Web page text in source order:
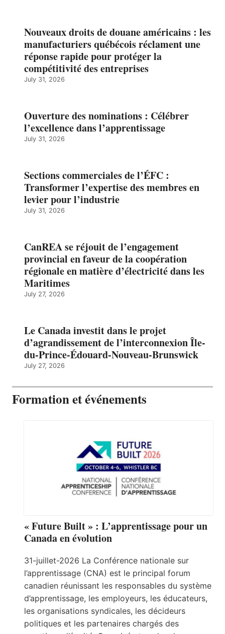
Nouveaux droits de douane américains : les
manufacturiers québécois réclament une
réponse rapide pour protéger la
compétitivité des entreprises
July 31, 2026
Ouverture des nominations : Célébrer
l’excellence dans l’apprentissage
July 31, 2026
Sections commerciales de l’ÉFC :
Transformer l’expertise des membres en
levier pour l’industrie
July 31, 2026
CanREA se réjouit de l’engagement
provincial en faveur de la coopération
régionale en matière d’électricité dans les
Maritimes
July 27, 2026
Le Canada investit dans le projet
d’agrandissement de l’interconnexion Île-
du-Prince-Édouard-Nouveau-Brunswick
July 27, 2026
Formation et événements
« Future Built » : L’apprentissage pour un
Canada en évolution
31-juillet-2026 La Conférence nationale sur
l’apprentissage (CNA) est le principal forum
canadien réunissant les responsables du système
d’apprentissage, les employeurs, les éducateurs,
les organisations syndicales, les décideurs
politiques et les partenaires chargés des